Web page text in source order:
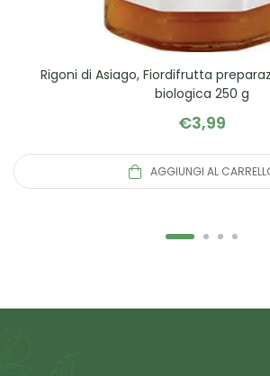
Rigoni di Asiago, Fiordifrutta
biologica 250 g
€3,99
AGGIUNGI AL